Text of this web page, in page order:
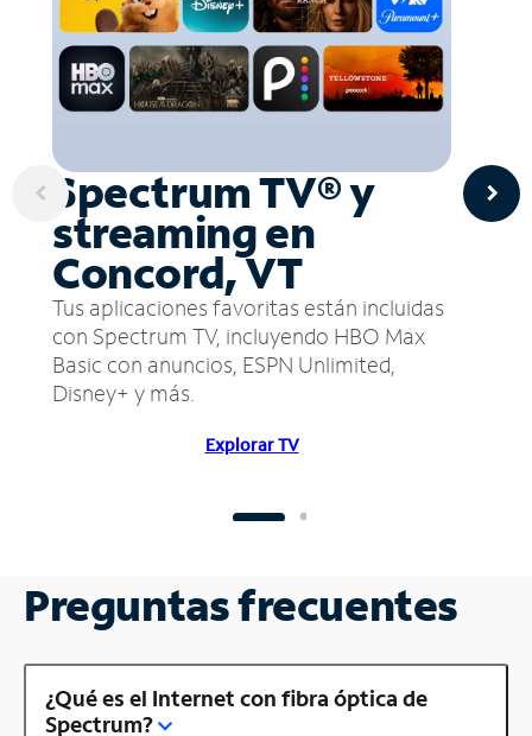
Spectrum TV® y
streaming en
Concord, VT
Tus aplicaciones favoritas están incluidas
con Spectrum TV, incluyendo HBO Max
Basic con anuncios, ESPN Unlimited,
Disney+ y más.
Explorar TV
Preguntas frecuentes
¿Qué es el Internet con fibra óptica de
Spectrum?